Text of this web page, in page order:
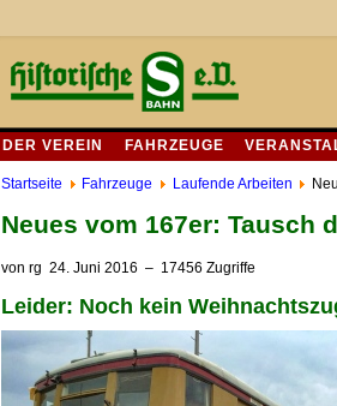
DER VEREIN FAHRZEUGE
Startseite Fahrzeuge Laufende Arbeiten
Neues vom 167er: Tausch
von rg 24. Juni 2016 – 17456 Zugriffe
Leider: Noch kein